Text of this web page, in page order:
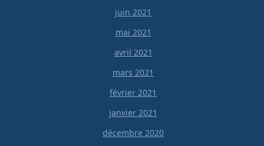
juin 2021
mai 2021
avril 2021
mars 2021
février 2021
janvier 2021
décembre 2020